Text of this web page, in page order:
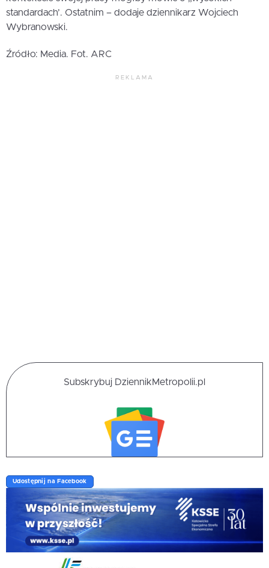
standardach’. Ostatnim – dodaje dziennikarz Wojciech
Wybranowski.
Źródło: Media. Fot. ARC
REKLAMA
Subskrybuj DziennikMetropolii.pl
Udostępnij na Facebook